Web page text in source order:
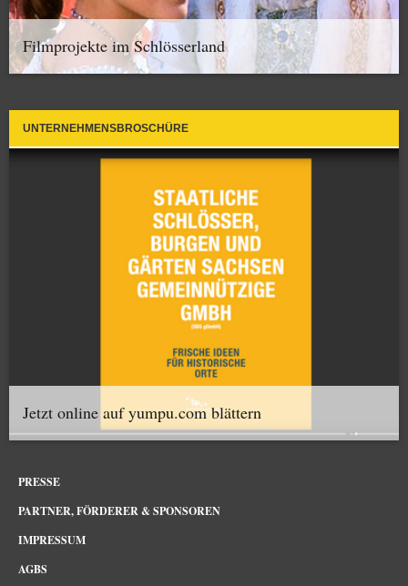
Filmprojekte im Schlösserland
UNTERNEHMENSBROSCHÜRE
Jetzt online auf yumpu.com blättern
PRESSE
PARTNER, FÖRDERER & SPONSOREN
IMPRESSUM
AGBS